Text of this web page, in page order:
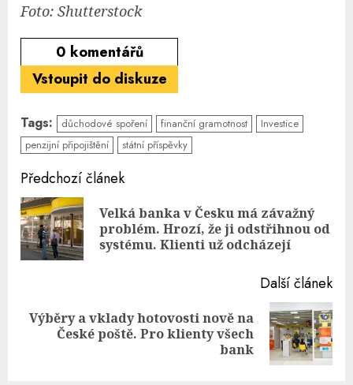
Foto: Shutterstock
0 komentářů
Vstoupit do diskuze
Tags: důchodové spoření finanční gramotnost
Investice
penzijní připojištění
státní příspěvky
Continue
Reading
Předchozí článek
Velká banka v Česku má závažný
problém. Hrozí, že ji odstřihnou od
systému. Klienti už odcházejí
Další článek
Next
Výběry a vklady hotovosti nově na
České poště. Pro klienty všech
bank